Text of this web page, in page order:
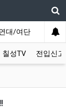
대/여단 사단
칠성TV 전입신고